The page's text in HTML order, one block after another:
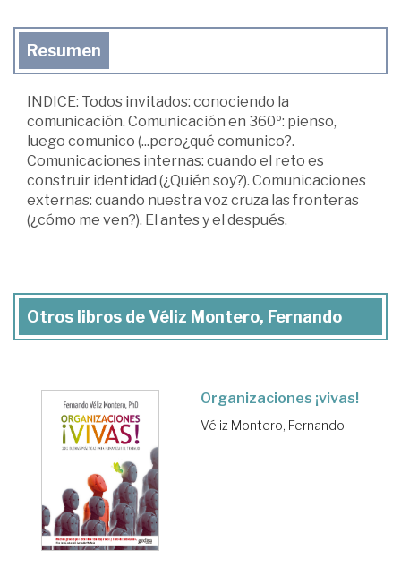
Resumen
INDICE: Todos invitados: conociendo la
comunicación. Comunicación en 360º: pienso,
luego comunico (...pero¿qué comunico?.
Comunicaciones internas: cuando el reto es
construir identidad (¿Quién soy?). Comunicaciones
externas: cuando nuestra voz cruza las fronteras
(¿cómo me ven?). El antes y el después.
Otros libros de Véliz Montero, Fernando
Organizaciones ¡vivas!
Véliz Montero, Fernando